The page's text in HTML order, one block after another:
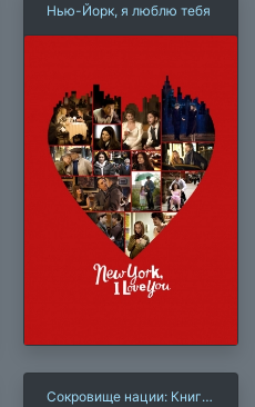
Нью-Йорк, я люблю тебя
Сокровище нации: Книга